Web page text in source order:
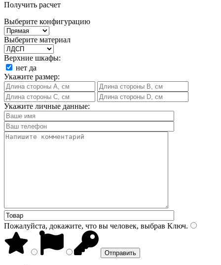
Получить расчет
Выберите конфигурацию
Выберите материал
Верхние шкафы:
нет да
Укажите размер:
Укажите личные данные:
Пожалуйста, докажите, что вы человек, выбрав Ключ.